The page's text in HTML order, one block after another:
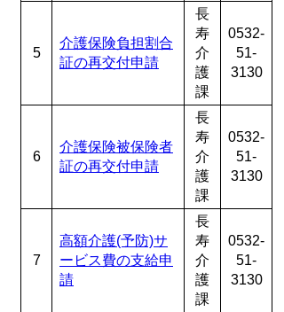
5
介護保険負担割合
証の再交付申請
長
寿
介
護
課
0532-
51-
3130
6
介護保険被保険者
証の再交付申請
長
寿
介
護
課
0532-
51-
3130
7
高額介護(予防)サ
ービス費の支給申
請
長
寿
介
護
課
0532-
51-
3130